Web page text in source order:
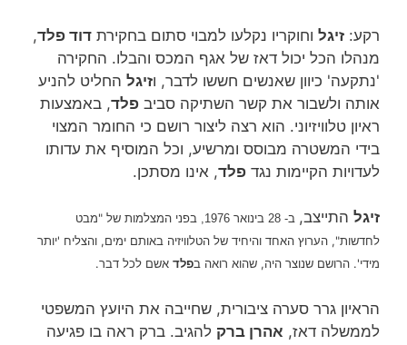
רקע: זיגל וחוקריו נקלעו למבוי סתום בחקירת דוד פלד,
מנהלו הכל יכול דאז של אגף המכס והבלו. החקירה
'נתקעה' כיוון שאנשים חששו לדבר, וזיגל החליט להניע
אותה ולשבור את קשר השתיקה סביב פלד, באמצעות
ראיון טלוויזיוני. הוא רצה ליצור רושם כי החומר המצוי
בידי המשטרה מבוסס ומרשיע, וכל המוסיף את עדותו
לעדויות הקיימות נגד פלד, אינו מסתכן.
זיגל התייצב, ב- 28 בינואר 1976,
בפני המצלמות של "מבט
לחדשות", הערוץ האחד והיחיד של הטלוויזיה באותם ימים, והצליח 'יותר
מידי'. הרושם שנוצר היה, שהוא רואה בפלד אשם לכל דבר.
הראיון גרר סערה ציבורית, שחייבה את היועץ המשפטי
לממשלה דאז, אהרן ברק להגיב. ברק ראה בו פגיעה